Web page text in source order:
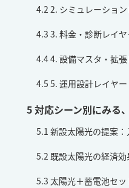
4.2 2. シミュレーショ
4.3 3. 料金・診断レイ
4.44. 設備マスタ・拡
4.5 5. 運用設計レイヤ
5対応シーン別にみる
5.1 新設太陽光の提案
5.2 既設太陽光の経済
5.3 太陽光＋蓄電池セ